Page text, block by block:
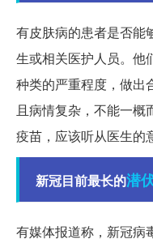
有皮肤病的患者是否能
生或相关医护人员。他
种类的严重程度，做出
且病情复杂，不能一
疫苗，应该听从医生的
新冠目前最长的潜
有媒体报道称，新冠病